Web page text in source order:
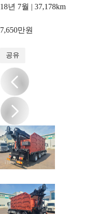
18년 7월 | 37,178km
7,650만원
공유
/10